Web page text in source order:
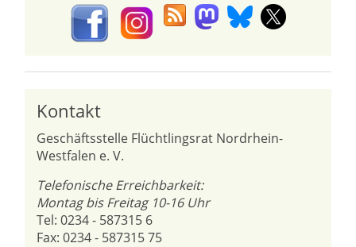
Kontakt
Geschäftsstelle Flüchtlingsrat Nordrhein-
Westfalen e. V.
Telefonische Erreichbarkeit:
Montag bis Freitag 10-16 Uhr
Tel: 0234 - 587315 6
Fax: 0234 - 587315 75